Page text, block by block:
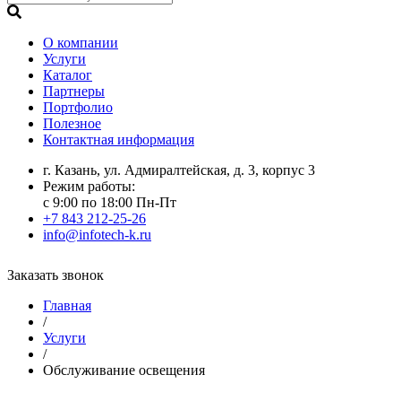
О компании
Услуги
Каталог
Партнеры
Портфолио
Полезное
Контактная информация
г. Казань, ул. Адмиралтейская, д. 3, корпус 3
Режим работы:
с 9:00 по 18:00 Пн-Пт
+7 843 212-25-26
info@infotech-k.ru
Заказать звонок
Главная
/
Услуги
/
Обслуживание освещения